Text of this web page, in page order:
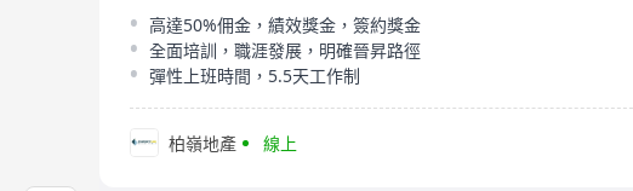
高達50%佣金，績效獎金，簽約獎金
全面培訓，職涯發展，明確晉昇路徑
彈性上班時間，5.5天工作制
柏嶺地產 線上